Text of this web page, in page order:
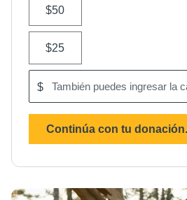
$50
$25
$
También
puedes
ingresar
cantidad
que
quieras
Continúa con tu donación.